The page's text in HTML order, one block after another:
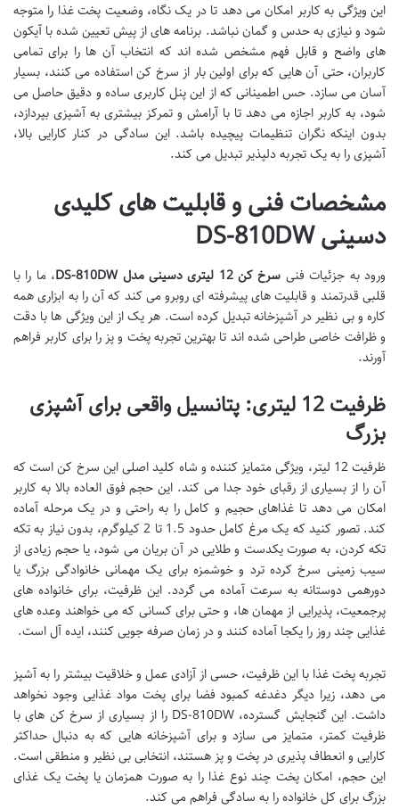
این ویژگی به کاربر امکان می دهد تا در یک نگاه، وضعیت پخت غذا را متوجه
شود و نیازی به حدس و گمان نباشد. برنامه های از پیش تعیین شده با آیکون
های واضح و قابل فهم مشخص شده اند که انتخاب آن ها را برای تمامی
کاربران، حتی آن هایی که برای اولین بار از سرخ کن استفاده می کنند، بسیار
آسان می سازد. حس اطمینانی که از این پنل کاربری ساده و دقیق حاصل می
شود، به کاربر اجازه می دهد تا با آرامش و تمرکز بیشتری به آشپزی بپردازد،
بدون اینکه نگران تنظیمات پیچیده باشد. این سادگی در کنار کارایی بالا،
آشپزی را به یک تجربه دلپذیر تبدیل می کند.
مشخصات فنی و قابلیت های کلیدی
دسینی DS-810DW
ورود به جزئیات فنی سرخ کن 12 لیتری دسینی مدل DS-810DW
، ما را با
قلبی قدرتمند و قابلیت های پیشرفته ای روبرو می کند که آن را به ابزاری همه
کاره و بی نظیر در آشپزخانه تبدیل کرده است. هر یک از این ویژگی ها با دقت
و ظرافت خاصی طراحی شده اند تا بهترین تجربه پخت و پز را برای کاربر فراهم
آورند.
ظرفیت 12 لیتری: پتانسیل واقعی برای آشپزی
بزرگ
ظرفیت 12 لیتر، ویژگی متمایز کننده و شاه کلید اصلی این سرخ کن است که
آن را از بسیاری از رقبای خود جدا می کند. این حجم فوق العاده بالا به کاربر
امکان می دهد تا غذاهای حجیم و کامل را به راحتی و در یک مرحله آماده
کند. تصور کنید که یک مرغ کامل حدود 1.5 تا 2 کیلوگرم، بدون نیاز به تکه
تکه کردن، به صورت یکدست و طلایی در آن بریان می شود، یا حجم زیادی از
سیب زمینی سرخ کرده ترد و خوشمزه برای یک مهمانی خانوادگی بزرگ یا
دورهمی دوستانه به سرعت آماده می گردد. این ظرفیت، برای خانواده های
پرجمعیت، پذیرایی از مهمان ها، و حتی برای کسانی که می خواهند وعده های
غذایی چند روز را یکجا آماده کنند و در زمان صرفه جویی کنند، ایده آل است.
تجربه پخت غذا با این ظرفیت، حسی از آزادی عمل و خلاقیت بیشتر را به آشپز
می دهد، زیرا دیگر دغدغه کمبود فضا برای پخت مواد غذایی وجود نخواهد
داشت. این گنجایش گسترده، DS-810DW را از بسیاری از سرخ کن های با
ظرفیت کمتر، متمایز می سازد و برای آشپزخانه هایی که به دنبال حداکثر
کارایی و انعطاف پذیری در پخت و پز هستند، انتخابی بی نظیر و منطقی است.
این حجم، امکان پخت چند نوع غذا را به صورت همزمان یا پخت یک غذای
بزرگ برای کل خانواده را به سادگی فراهم می کند.